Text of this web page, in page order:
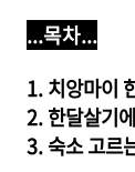
...목차...
1. 치앙마이
2. 한달살기
3. 숙소 고르